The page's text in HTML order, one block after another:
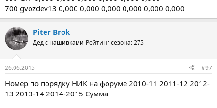
700 gvozdev13 0,000 0,000 0,000 0,000 0,000 0,000
Piter Brok
Дед с нашивками Рейтинг сезона: 275
26.06.2015 #97
Номер по порядку НИК на форуме 2010-11 2011-12 2012-
13 2013-14 2014-2015 Сумма